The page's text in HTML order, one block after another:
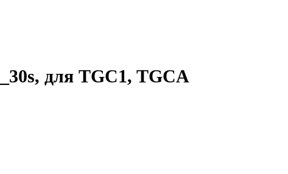
для TGC1, TGCA